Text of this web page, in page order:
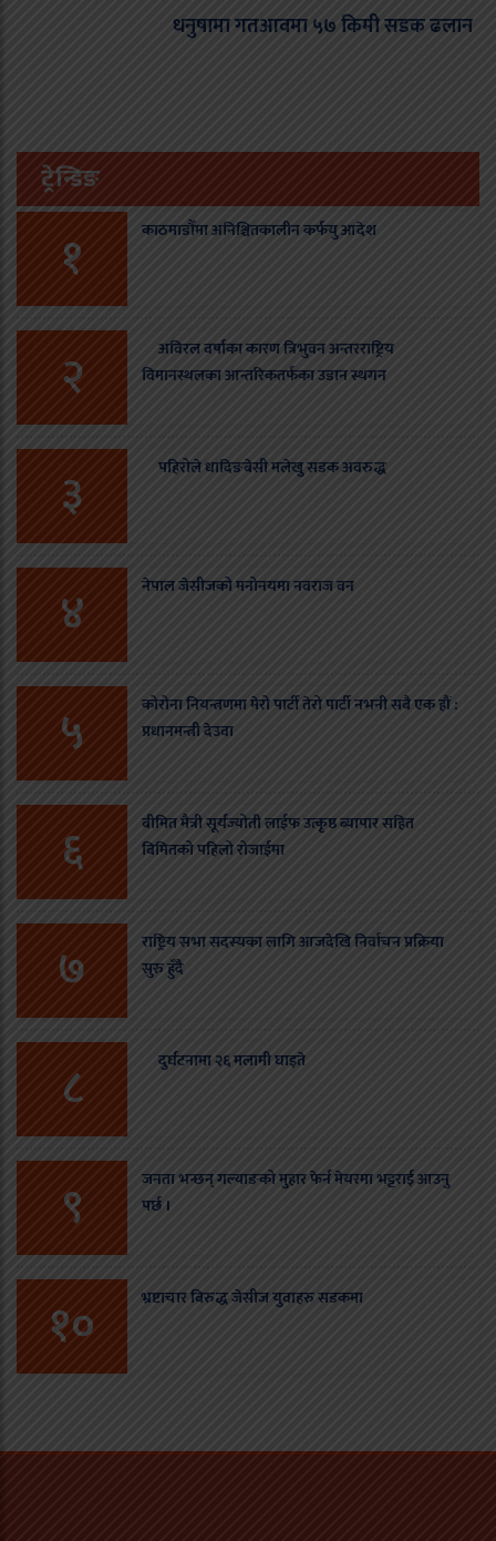
धनुषामा गतआवमा ५७ किमी सडक ढलान
ट्रेन्डिङ
१ काठमाडौँमा अनिश्चितकालीन कर्फयु आदेश
२
अविरल वर्षाका कारण त्रिभुवन अन्तरराष्ट्रिय
विमानस्थलका आन्तरिकतर्फका उडान स्थगन
३ पहिरोले धादिङबेसी मलेखु सडक अवरुद्ध
४ नेपाल जेसीजको मनोनयमा नवराज वन
५
कोरोना नियन्त्रणमा मेरो पार्टी तेरो पार्टी नभनी सबै एक हौं :
प्रधानमन्त्री देउवा
६
बीमित मैत्री सूर्यज्योती लाईफ उत्कृष्ठ ब्यापार सहित
बिमितको पहिलो रोजाईमा
७
राष्ट्रिय सभा सदस्यका लागि आजदेखि निर्वाचन प्रक्रिया
सुरु हुँदै
८ दुर्घटनामा २६ मलामी घाइते
९
जनता भन्छन् गल्याङको मुहार फेर्न मेयरमा भट्टराई आउनु
पर्छ ।
१० भ्रष्टाचार बिरुद्ध जेसीज युवाहरु सडकमा